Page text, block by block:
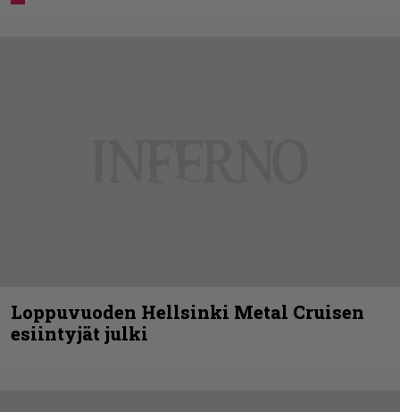
Loppuvuoden Hellsinki Metal Cruisen
esiintyjät julki